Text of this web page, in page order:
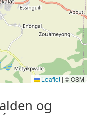
Leaflet | © OSM
og